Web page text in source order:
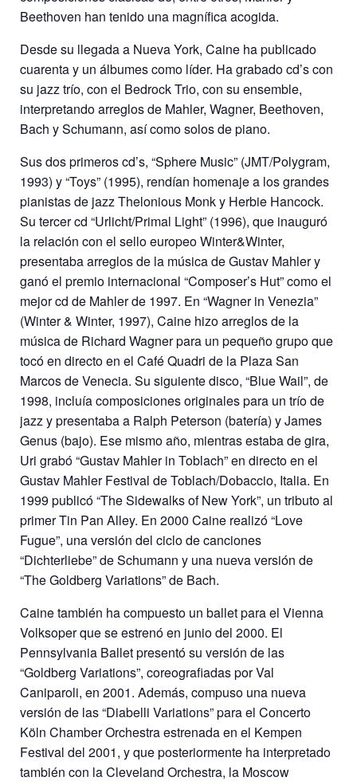
Beethoven han tenido una magnífica acogida.
Desde su llegada a Nueva York, Caine ha publicado
cuarenta y un álbumes como líder. Ha grabado cd’s con
su jazz trío, con el Bedrock Trio, con su ensemble,
interpretando arreglos de Mahler, Wagner, Beethoven,
Bach y Schumann, así como solos de piano.
Sus dos primeros cd’s, “Sphere Music” (JMT/Polygram,
1993) y “Toys” (1995), rendían homenaje a los grandes
pianistas de jazz Thelonious Monk y Herbie Hancock.
Su tercer cd “Urlicht/Primal Light” (1996), que inauguró
la relación con el sello europeo Winter&Winter,
presentaba arreglos de la música de Gustav Mahler y
ganó el premio internacional “Composer’s Hut” como el
mejor cd de Mahler de 1997. En “Wagner in Venezia”
(Winter & Winter, 1997), Caine hizo arreglos de la
música de Richard Wagner para un pequeño grupo que
tocó en directo en el Café Quadri de la Plaza San
Marcos de Venecia. Su siguiente disco, “Blue Wail”, de
1998, incluía composiciones originales para un trío de
jazz y presentaba a Ralph Peterson (batería) y James
Genus (bajo). Ese mismo año, mientras estaba de gira,
Uri grabó “Gustav Mahler in Toblach” en directo en el
Gustav Mahler Festival de Toblach/Dobaccio, Italia. En
1999 publicó “The Sidewalks of New York”, un tributo al
primer Tin Pan Alley. En 2000 Caine realizó “Love
Fugue”, una versión del ciclo de canciones
“Dichterliebe” de Schumann y una nueva versión de
“The Goldberg Variations” de Bach.
Caine también ha compuesto un ballet para el Vienna
Volksoper que se estrenó en junio del 2000. El
Pennsylvania Ballet presentó su versión de las
“Goldberg Variations”, coreografiadas por Val
Caniparoli, en 2001. Además, compuso una nueva
versión de las “Diabelli Variations” para el Concerto
Köln Chamber Orchestra estrenada en el Kempen
Festival del 2001, y que posteriormente ha interpretado
también con la Cleveland Orchestra, la Moscow